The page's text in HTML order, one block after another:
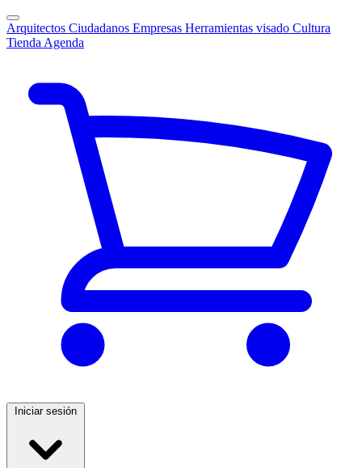
Arquitectos Ciudadanos Empresas Herramientas visado Cultura
Tienda Agenda
Iniciar sesión